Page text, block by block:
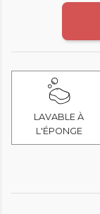
LAVABLE À
L'ÉPONGE